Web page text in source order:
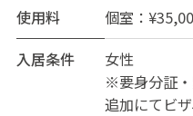
使用料
個室：
入居条件
女性
※要身分証
追加にてビ